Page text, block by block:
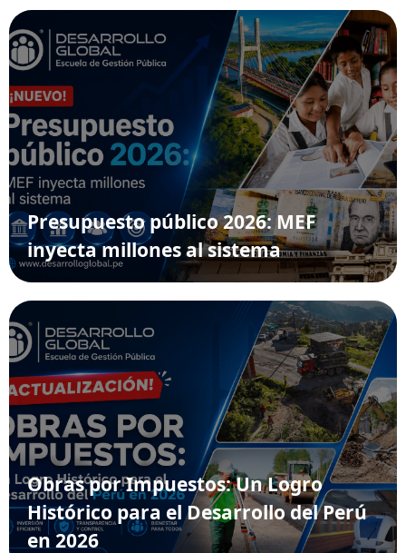
Presupuesto público 2026: MEF
inyecta millones al sistema
Obras por Impuestos: Un Logro
Histórico para el Desarrollo del Perú
en 2026